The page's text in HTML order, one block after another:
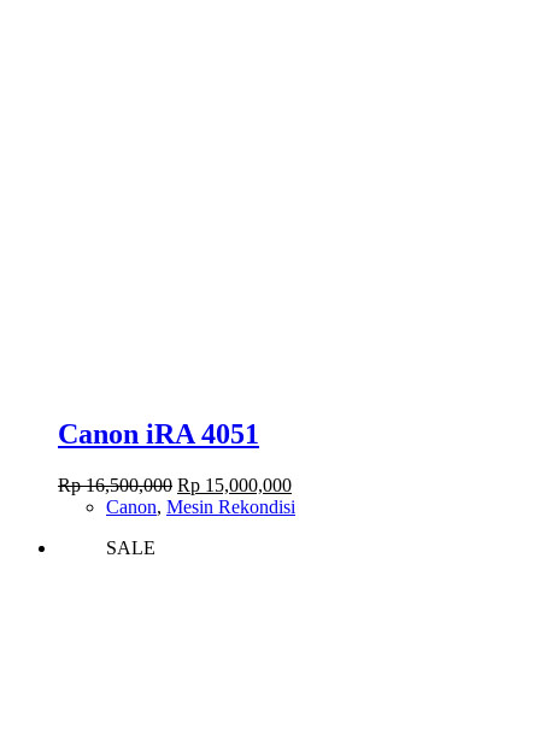
Canon iRA 4051
Rp16,500,000 Original
price
Rp 15,000,000Current
price
Canon, Mesin Rekondisi
SALE